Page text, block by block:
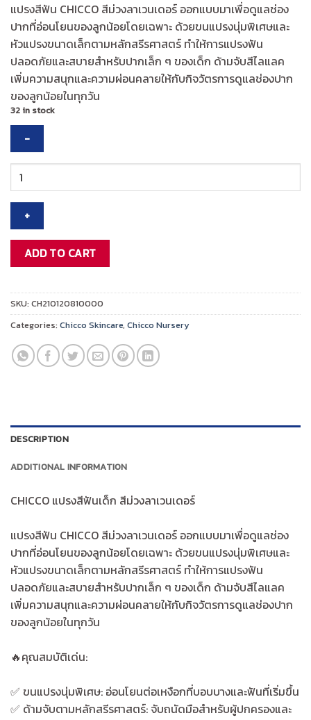
แปรงสีฟัน CHICCO สีม่วงลาเวนเดอร์ ออกแบบมาเพื่อดูแลช่อง
ปากที่อ่อนโยนของลูกน้อยโดยเฉพาะ ด้วยขนแปรงนุ่มพิเศษและ
หัวแปรงขนาดเล็กตามหลักสรีรศาสตร์ ทำให้การแปรงฟัน
ปลอดภัยและสบายสำหรับปากเล็ก ๆ ของเด็ก ด้ามจับสีไลแลค
เพิ่มความสนุกและความผ่อนคลายให้กับกิจวัตรการดูแลช่องปาก
ของลูกน้อยในทุกวัน
32 in stock
CHICCO
TOOTHBRUSH
LILAC
แปรงสีฟัน
เด็ก
นุ่ม
ด้าม
จับ
ถนัด
มือ
เหมาะ
quantity
ADD TO CART
SKU: CH210120810000
Categories: Chicco Skincare, Chicco Nursery
DESCRIPTION
ADDITIONAL INFORMATION
CHICCO แปรงสีฟันเด็ก สีม่วงลาเวนเดอร์
แปรงสีฟัน CHICCO สีม่วงลาเวนเดอร์ ออกแบบมาเพื่อดูแลช่อง
ปากที่อ่อนโยนของลูกน้อยโดยเฉพาะ ด้วยขนแปรงนุ่มพิเศษและ
หัวแปรงขนาดเล็กตามหลักสรีรศาสตร์ ทำให้การแปรงฟัน
ปลอดภัยและสบายสำหรับปากเล็ก ๆ ของเด็ก ด้ามจับสีไลแลค
เพิ่มความสนุกและความผ่อนคลายให้กับกิจวัตรการดูแลช่องปาก
ของลูกน้อยในทุกวัน
🔥คุณสมบัติเด่น:
✅ ขนแปรงนุ่มพิเศษ: อ่อนโยนต่อเหงือกที่บอบบางและฟันที่เริ่มขึ้น
✅ ด้ามจับตามหลักสรีรศาสตร์: จับถนัดมือสำหรับผู้ปกครองและ